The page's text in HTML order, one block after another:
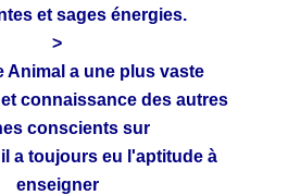
et sages énergies.
>
Animal a une plus vaste
connaissance des autres
conscients sur
il a toujours eu l'aptitude à
enseigner